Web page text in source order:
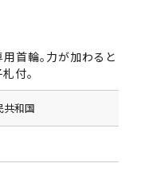
首輪。力が加わると
付。
共和国